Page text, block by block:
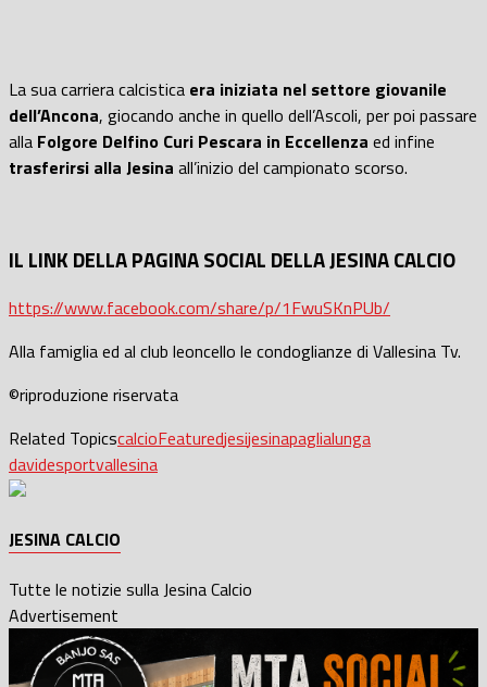
La sua carriera calcistica era iniziata nel settore giovanile
dell’Ancona, giocando anche in quello dell’Ascoli, per poi passare
alla Folgore Delfino Curi Pescara in Eccellenza ed infine
trasferirsi alla Jesina all’inizio del campionato scorso.
IL LINK DELLA PAGINA SOCIAL DELLA JESINA CALCIO
https://www.facebook.com/share/p/1FwuSKnPUb/
Alla famiglia ed al club leoncello le condoglianze di Vallesina Tv.
©riproduzione riservata
Related TopicscalcioFeaturedjesijesinapaglialunga
davidesportvallesina
JESINA CALCIO
Tutte le notizie sulla Jesina Calcio
Advertisement